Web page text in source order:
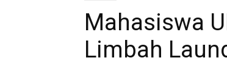
Mahasiswa
Limbah